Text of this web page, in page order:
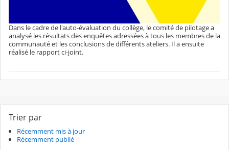
Dans le cadre de l'auto-évaluation du collège, le comité de pilotage a
analysé les résultats des enquêtes adressées à tous les membres de la
communauté et les conclusions de différents ateliers. Il a ensuite
réalisé le rapport ci-joint.
Trier par
Récemment mis à jour
Récemment publié